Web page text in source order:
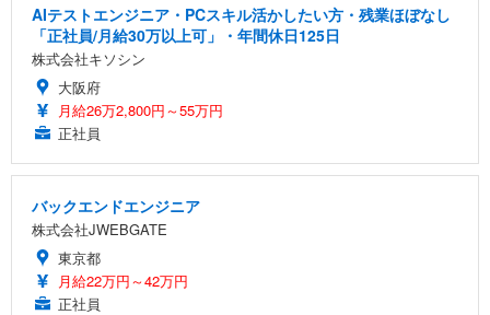
AIテストエンジニア・PCスキル活かしたい方・残業ほぼなし
「正社員/月給30万以上可」・年間休日125日
株式会社キソシン
大阪府
月給26万2,800円～55万円
正社員
バックエンドエンジニア
株式会社JWEBGATE
東京都
月給22万円～42万円
正社員